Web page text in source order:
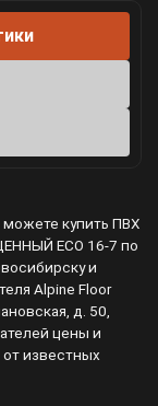
купить ПВХ
ЕСО 16-7 по
и
Alpine Floor
д. 50,
цены и
известных